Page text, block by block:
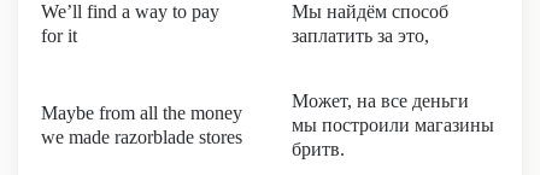
We’ll find a way to pay
for it
Мы найдём способ
заплатить за это,
Maybe from all the money
we made razorblade stores
Может, на все деньги
мы построили магазины
бритв.